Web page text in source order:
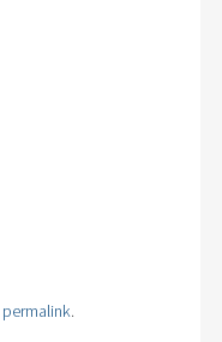
permalink.